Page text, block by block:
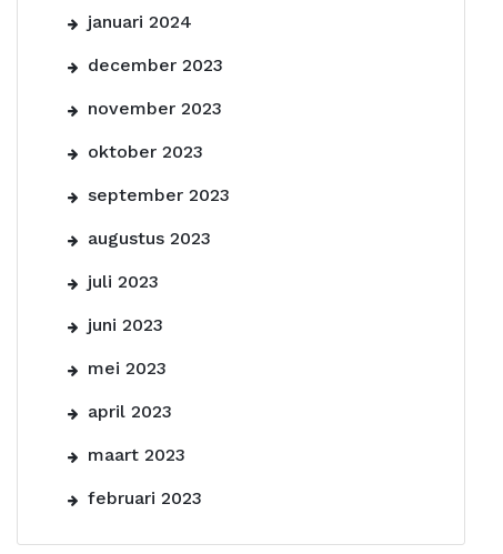
januari 2024
december 2023
november 2023
oktober 2023
september 2023
augustus 2023
juli 2023
juni 2023
mei 2023
april 2023
maart 2023
februari 2023